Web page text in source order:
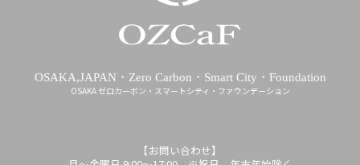
OSAKA,JAPAN・Zero Carbon・Smart City・Foundation
OSAKA ゼロカーボン・スマートシティ・ファウンデーション
【お問い合わせ】